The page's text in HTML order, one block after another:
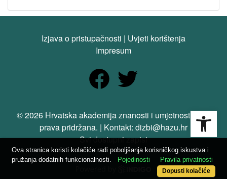
Izjava o pristupačnosti | Uvjeti korištenja
Impresum
© 2026 Hrvatska akademija znanosti i umjetnosti. Sva
prava pridržana. | Kontakt: dizbi@hazu.hr
Svi dostupni zapisi
Ova stranica koristi kolačiće radi poboljšanja korisničkog iskustva i
pružanja dodatnih funkcionalnosti.
Pojedinosti Pravila privatnosti
Dopusti kolačiće